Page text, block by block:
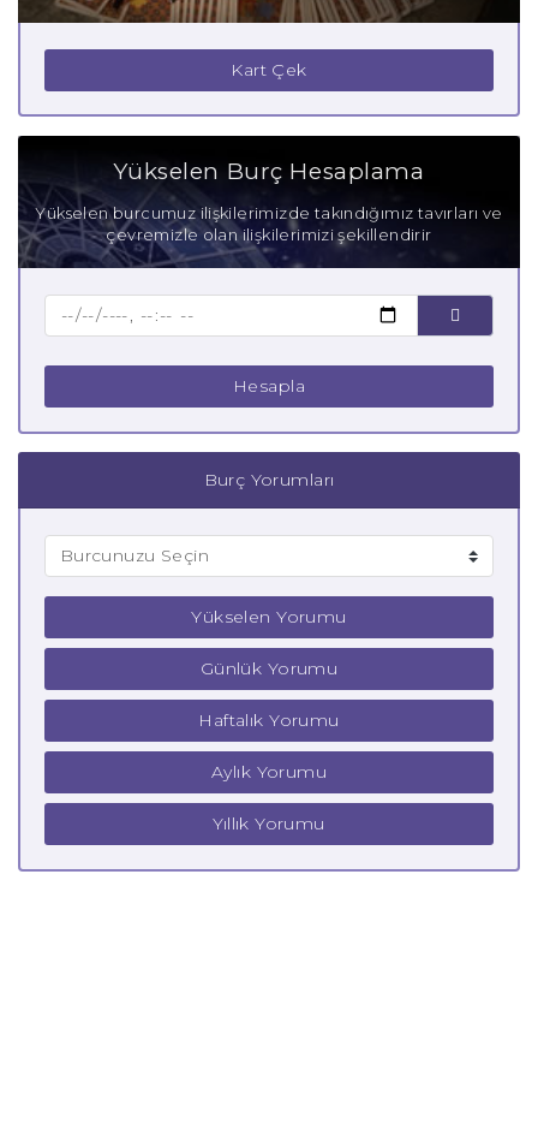
Kart Çek
Yükselen Burç Hesaplama
Yükselen burcumuz ilişkilerimizde takındığımız tavırları ve
çevremizle olan ilişkilerimizi şekillendirir
Hesapla
Burç Yorumları
Yükselen Yorumu
Günlük Yorumu
Haftalık Yorumu
Aylık Yorumu
Yıllık Yorumu